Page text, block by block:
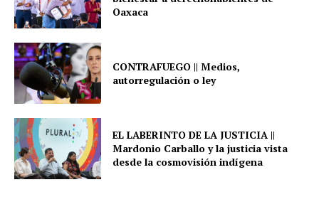
Oaxaca
CONTRAFUEGO || Medios,
autorregulación o ley
EL LABERINTO DE LA JUSTICIA ||
Mardonio Carballo y la justicia vista
desde la cosmovisión indígena